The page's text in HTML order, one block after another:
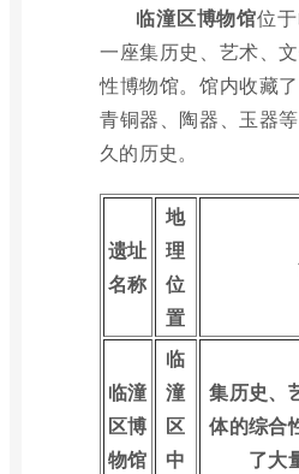
临潼区博物馆位
一座集历史、艺术、
性博物馆。馆内收藏
青铜器、陶器、玉器
久的历史。
遗址
名称
地
理
位
置
临潼
区博
物馆
临
潼
区
中
集历史、
体的综合
了大